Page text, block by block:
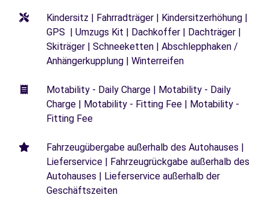
Kindersitz | Fahrradträger | Kindersitzerhöhung |
GPS | Umzugs Kit | Dachkoffer | Dachträger |
Skiträger | Schneeketten | Abschlepphaken /
Anhängerkupplung | Winterreifen
Motability - Daily Charge | Motability - Daily
Charge | Motability - Fitting Fee | Motability -
Fitting Fee
Fahrzeugübergabe außerhalb des Autohauses |
Lieferservice | Fahrzeugrückgabe außerhalb des
Autohauses | Lieferservice außerhalb der
Geschäftszeiten